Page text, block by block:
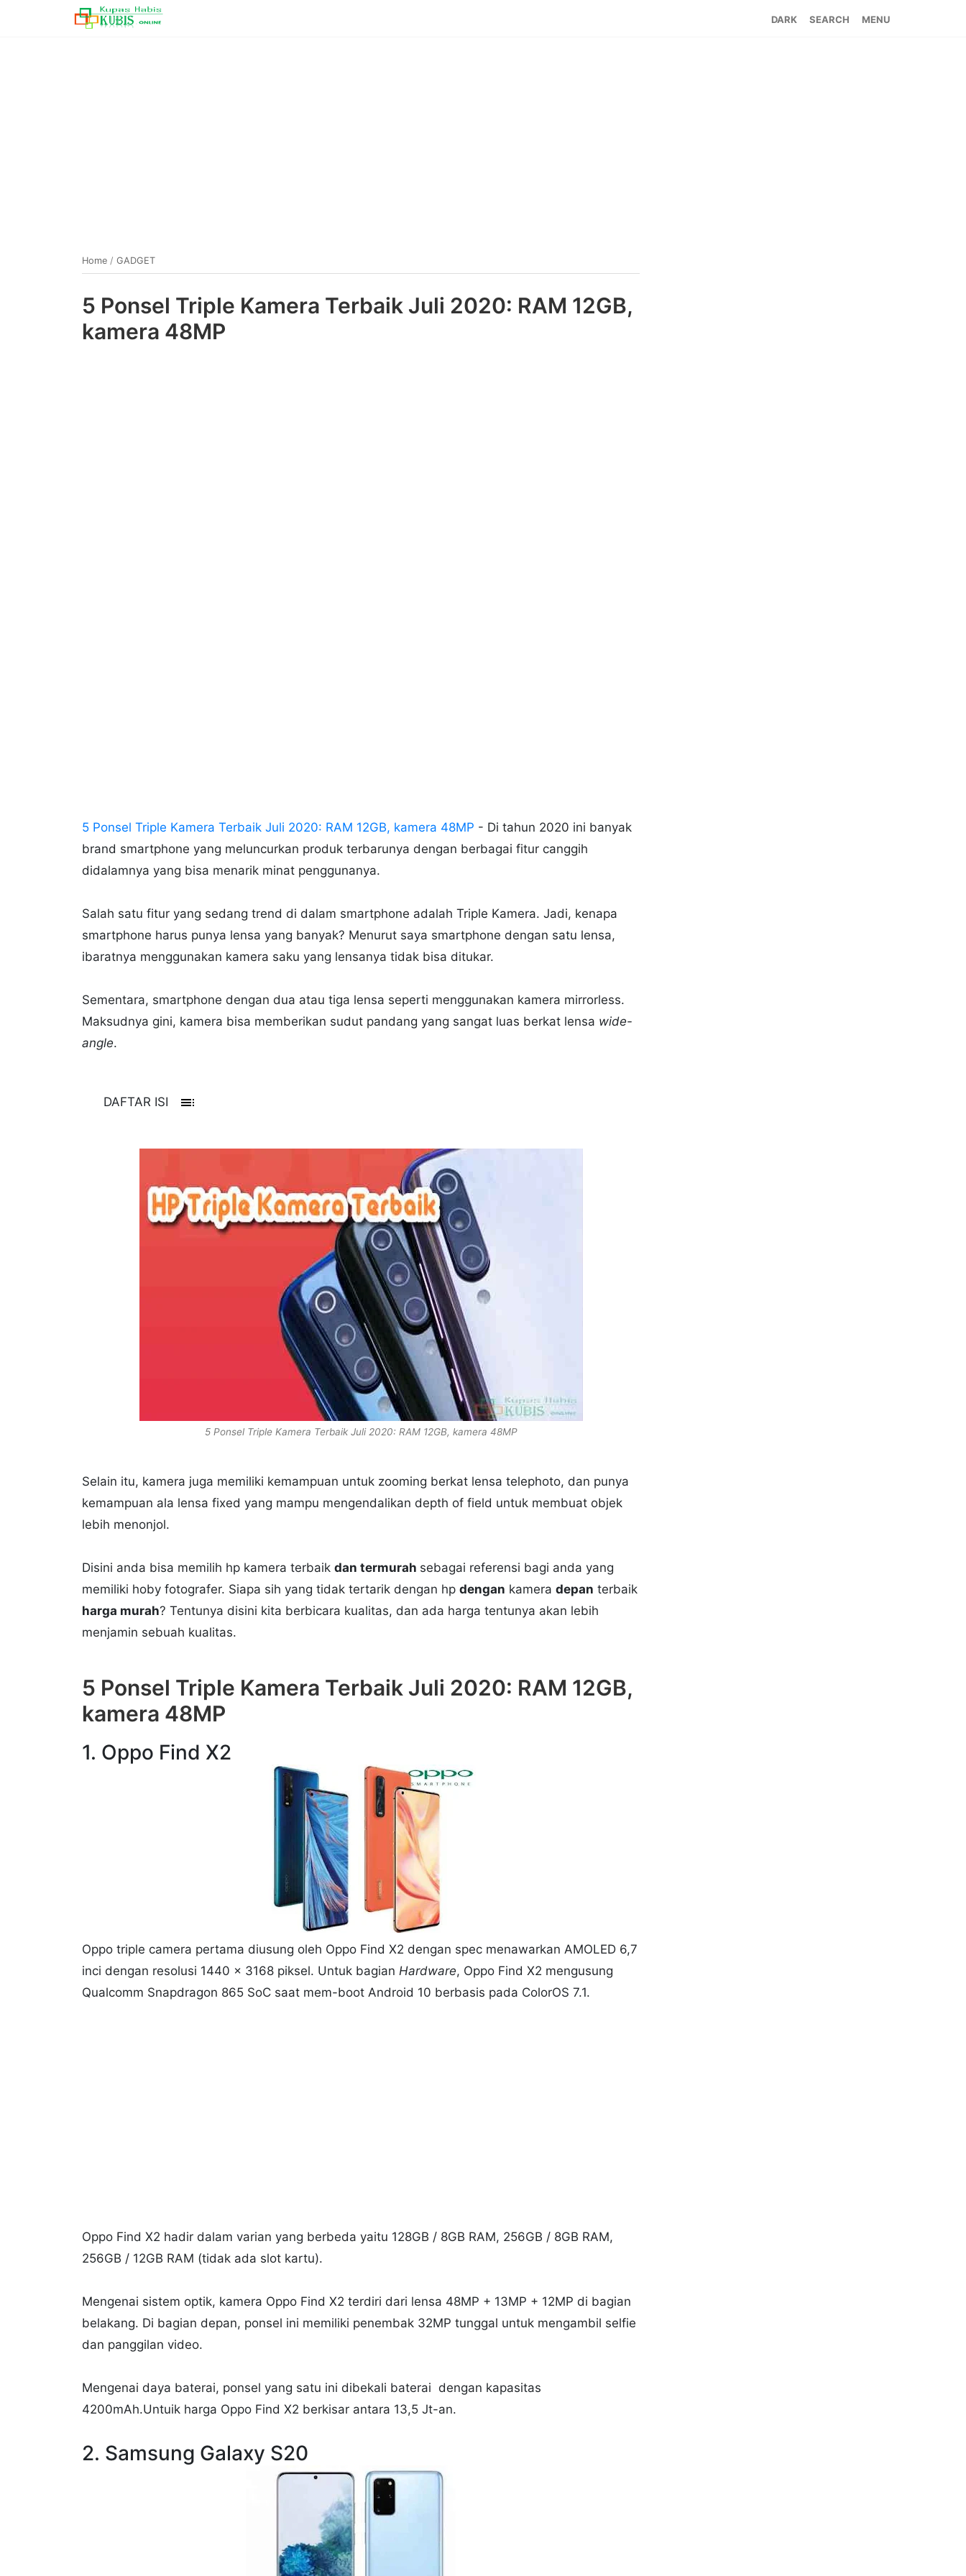
SEARCH MENU
Home / GADGET
5 Ponsel Triple Kamera Terbaik Juli 2020: RAM 12GB,
kamera 48MP
5 Ponsel Triple Kamera Terbaik Juli 2020: RAM 12GB, kamera 48MP - Di tahun 2020 ini banyak
brand smartphone yang meluncurkan produk terbarunya dengan berbagai fitur canggih
didalamnya yang bisa menarik minat penggunanya.
Salah satu fitur yang sedang trend di dalam smartphone adalah Triple Kamera. Jadi, kenapa
smartphone harus punya lensa yang banyak? Menurut saya smartphone dengan satu lensa,
ibaratnya menggunakan kamera saku yang lensanya tidak bisa ditukar.
Sementara, smartphone dengan dua atau tiga lensa seperti menggunakan kamera mirrorless.
Maksudnya gini, kamera bisa memberikan sudut pandang yang sangat luas berkat lensa wide-
angle.
DAFTAR ISI toc
5 Ponsel Triple Kamera Terbaik Juli 2020: RAM 12GB, kamera 48MP
Selain itu, kamera juga memiliki kemampuan untuk zooming berkat lensa telephoto, dan punya
kemampuan ala lensa fixed yang mampu mengendalikan depth of field untuk membuat objek
lebih menonjol.
Disini anda bisa memilih hp kamera terbaik dan termurah sebagai referensi bagi anda yang
memiliki hoby fotografer. Siapa sih yang tidak tertarik dengan hp dengan kamera depan terbaik
harga murah? Tentunya disini kita berbicara kualitas, dan ada harga tentunya akan lebih
menjamin sebuah kualitas.
5 Ponsel Triple Kamera Terbaik Juli 2020: RAM 12GB,
kamera 48MP
1. Oppo Find X2
Oppo triple camera pertama diusung oleh Oppo Find X2 dengan spec menawarkan AMOLED 6,7
inci dengan resolusi 1440 x 3168 piksel. Untuk bagian Hardware, Oppo Find X2 mengusung
Qualcomm Snapdragon 865 SoC saat mem-boot Android 10 berbasis pada ColorOS 7.1.
Oppo Find X2 hadir dalam varian yang berbeda yaitu 128GB / 8GB RAM, 256GB / 8GB RAM,
256GB / 12GB RAM (tidak ada slot kartu).
Mengenai sistem optik, kamera Oppo Find X2 terdiri dari lensa 48MP + 13MP + 12MP di bagian
belakang. Di bagian depan, ponsel ini memiliki penembak 32MP tunggal untuk mengambil selfie
dan panggilan video.
Mengenai daya baterai, ponsel yang satu ini dibekali baterai dengan kapasitas
4200mAh.Untuik harga Oppo Find X2 berkisar antara 13,5 Jt-an.
2. Samsung Galaxy S20